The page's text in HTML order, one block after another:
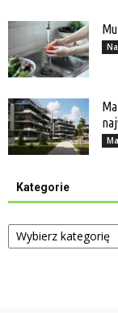
Kategorie
Kategorie